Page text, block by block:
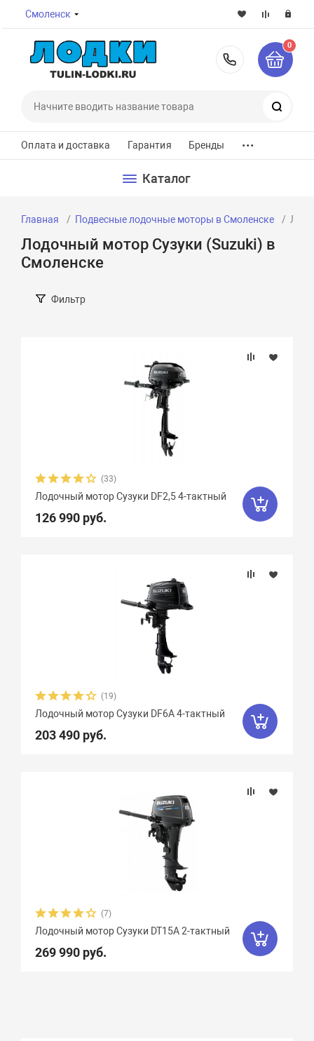
Смоленск
8-800-
0
Оплата и доставка Гарантия Бренды ...
Каталог
Главная Подвесные лодочные моторы в Смоленске
Лодочный мотор Сузуки (Suzuki) в
Смоленске
Фильтр
Количество цилиндров
Объем двигателя, куб. см.
Количество тактов
(33)
Лодочный мотор Сузуки DF2,5 4-тактный
126 990 руб.
(19)
Лодочный мотор Сузуки DF6A 4-тактный
203 490 руб.
(7)
Лодочный мотор Сузуки DT15A 2-тактный
269 990 руб.